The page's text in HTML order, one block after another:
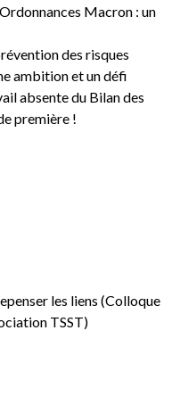
Macron : un
des risques
ambition et un défi
absente du Bilan des
première !
les liens (Colloque
TSST)